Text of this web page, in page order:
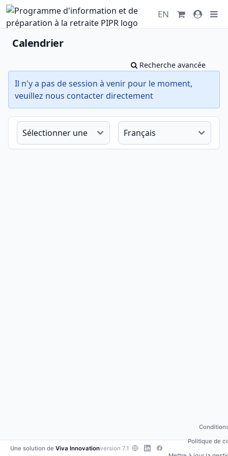
EN
Calendrier
Recherche avancée
Il n'y a pas de session à venir pour le moment,
veuillez nous contacter directement
Une solution de Viva Innovationversion 7.1
Politique de